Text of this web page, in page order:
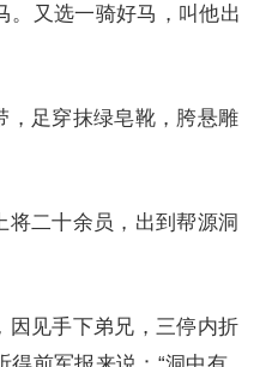
。又选一骑好马，叫他出
足穿抹绿皂靴，胯悬雕
二十余员，出到帮源洞
见手下弟兄，三停内折